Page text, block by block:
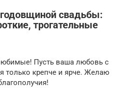
свадьбы:
трогательные
Пусть ваша любовь с
только крепче и ярче. Желаю